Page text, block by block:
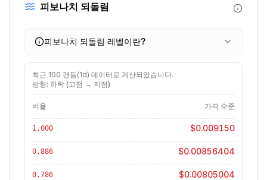
피보나치 되돌림
피보나치 되돌림 레벨이란?
최근 100 캔들(1d) 데이터로 계산되었습니다.
방향: 하락 (고점 → 저점)
비율 가격 수준
1.000 $0.009150
0.886 $0.00856404
0.786 $0.00805004